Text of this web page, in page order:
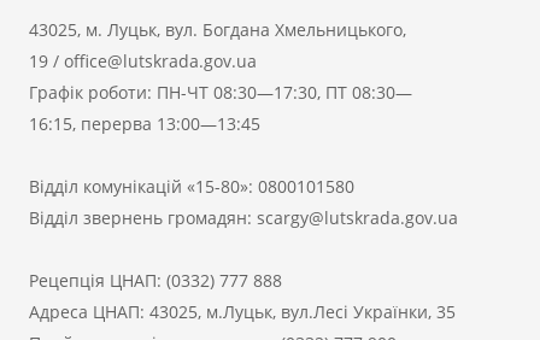
43025, м. Луцьк, вул. Богдана Хмельницького,
19 / office@lutskrada.gov.ua
Графік роботи: ПН-ЧТ 08:30—17:30, ПТ 08:30—
16:15, перерва 13:00—13:45
Відділ комунікацій «15-80»: 0800101580
Відділ звернень громадян: scargy@lutskrada.gov.ua
Рецепція ЦНАП: (0332) 777 888
Адреса ЦНАП: 43025, м.Луцьк, вул.Лесі Українки, 35